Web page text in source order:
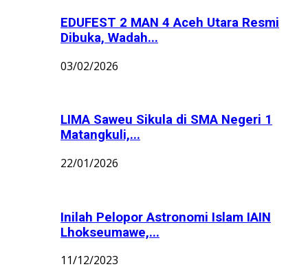
EDUFEST 2 MAN 4 Aceh Utara Resmi
Dibuka, Wadah...
03/02/2026
LIMA Saweu Sikula di SMA Negeri 1
Matangkuli,...
22/01/2026
Inilah Pelopor Astronomi Islam IAIN
Lhokseumawe,...
11/12/2023